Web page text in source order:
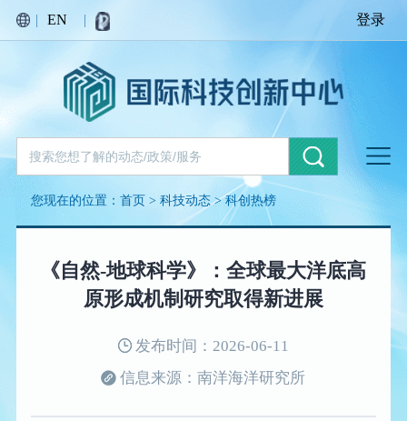
| EN | 登录
您现在的位置：首页 >科技动态>科创热榜
《自然-地球科学》：全球最大洋底高
原形成机制研究取得新进展
发布时间：2026-06-11
信息来源：南洋海洋研究所